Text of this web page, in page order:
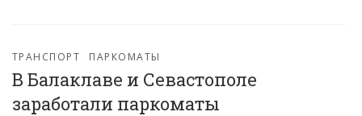
ТРАНСПОРТ ПАРКОМАТЫ
В Балаклаве и Севастополе
заработали паркоматы